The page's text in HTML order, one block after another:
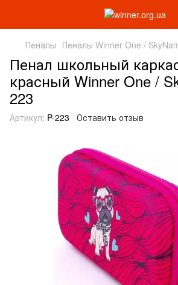
Пеналы Пеналы Winner One /
Пенал школьный
красный Winner One /
223
Артикул: P-223 Оставить отзыв